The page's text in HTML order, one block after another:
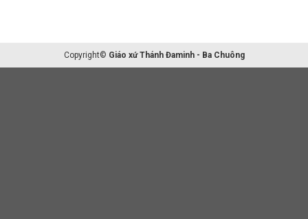
Copyright© Giáo xứ Thánh Đaminh - Ba Chuông